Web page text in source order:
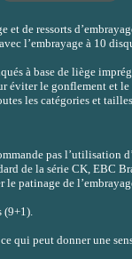
de ressorts
l’embrayage à 10
à base de liège
éviter le gonflement et
les catégories et
pas l’utilisation
de la série CK, EBC
patinage de
(9+1).
qui peut donner une